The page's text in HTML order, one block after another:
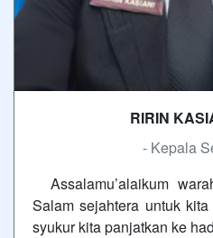
RIRIN
- Kepala
Assalamu’alaikum
Salam sejahtera untuk
syukur kita panjatkan ke